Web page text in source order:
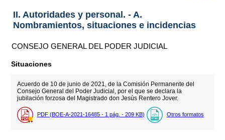
II. Autoridades y personal. - A.
Nombramientos, situaciones e incidencias
CONSEJO GENERAL DEL PODER JUDICIAL
Situaciones
Acuerdo de 10 de junio de 2021, de la Comisión Permanente del
Consejo General del Poder Judicial, por el que se declara la
jubilación forzosa del Magistrado don Jesús Rentero Jover.
PDF (BOE-A-2021-16485 - 1 pág. - 209 KB) Otros formatos